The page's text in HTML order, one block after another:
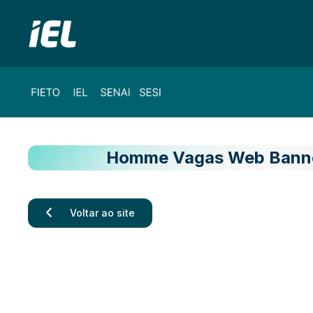
Homme Vagas Web
Voltar ao site